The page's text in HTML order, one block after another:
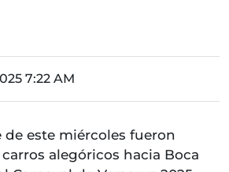
7:22 AM
de este miércoles fueron
alegóricos hacia Boca